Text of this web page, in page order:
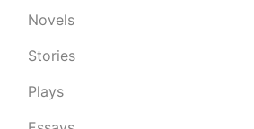
Novels
Stories
Plays